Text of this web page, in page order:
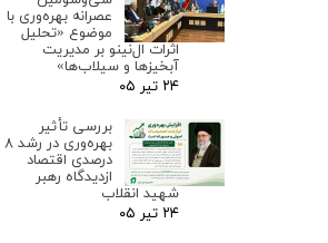
عصرانه بهره‌وری با
موضوع «تحلیل
اثرات ال‌نینو بر مدیریت
آبخیزها و سیلاب‌ها»
۲۴ تیر ۰۵
بررسی تأثیر
بهره‌وری در رشد ۸
درصدی اقتصاد
ازدیدگاه رهبر
شهید انقلاب
۲۴ تیر ۰۵